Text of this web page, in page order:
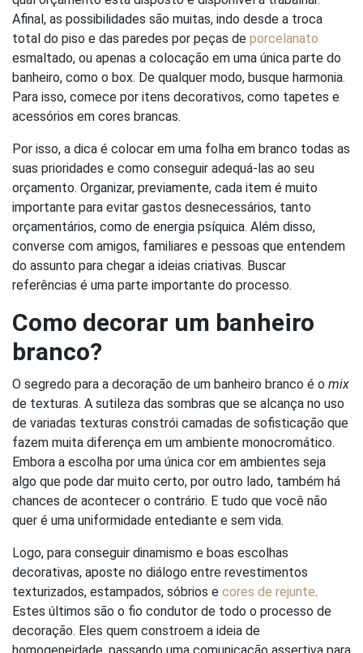
Afinal, as possibilidades são muitas, indo desde a troca
total do piso e das paredes por peças de porcelanato
esmaltado, ou apenas a colocação em uma única parte do
banheiro, como o box. De qualquer modo, busque harmonia.
Para isso, comece por itens decorativos, como tapetes e
acessórios em cores brancas.
Por isso, a dica é colocar em uma folha em branco todas as
suas prioridades e como conseguir adequá-las ao seu
orçamento. Organizar, previamente, cada item é muito
importante para evitar gastos desnecessários, tanto
orçamentários, como de energia psíquica. Além disso,
converse com amigos, familiares e pessoas que entendem
do assunto para chegar a ideias criativas. Buscar
referências é uma parte importante do processo.
Como decorar um banheiro
branco?
O segredo para a decoração de um banheiro branco é o mix
de texturas. A sutileza das sombras que se alcança no uso
de variadas texturas constrói camadas de sofisticação que
fazem muita diferença em um ambiente monocromático.
Embora a escolha por uma única cor em ambientes seja
algo que pode dar muito certo, por outro lado, também há
chances de acontecer o contrário. E tudo que você não
quer é uma uniformidade entediante e sem vida.
Logo, para conseguir dinamismo e boas escolhas
decorativas, aposte no diálogo entre revestimentos
texturizados, estampados, sóbrios e cores de rejunte.
Estes últimos são o fio condutor de todo o processo de
decoração. Eles quem constroem a ideia de